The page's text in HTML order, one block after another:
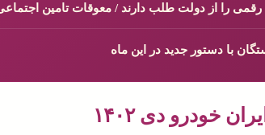
رقمی را از دولت طلب دارند / معوقات تامین
با دستور جدید در این ماه
خودرو دی ۱۴۰۲